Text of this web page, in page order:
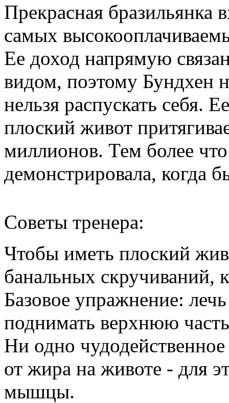
Прекрасная бразильянка
самых
Ее доход напрямую
видом, поэтому Бундхен
нельзя распускать себя.
плоский живот
миллионов. Тем более
демонстрировала, когда
Советы тренера:
Чтобы иметь плоский
банальных скручиваний,
Базовое упражнение:
поднимать верхнюю
Ни одно
от жира на животе - для
мышцы.